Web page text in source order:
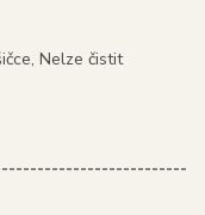
Nelze čistit